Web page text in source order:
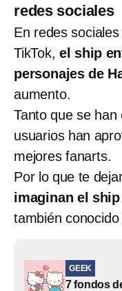
redes sociales
En redes
TikTok, el ship
personajes de
aumento.
Tanto que se
usuarios han
mejores fanarts.
Por lo que te
imaginan el
también
GEEK
7 fondos